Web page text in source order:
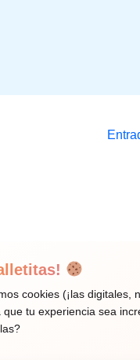
cookies (¡las digitales,
que tu experiencia sea